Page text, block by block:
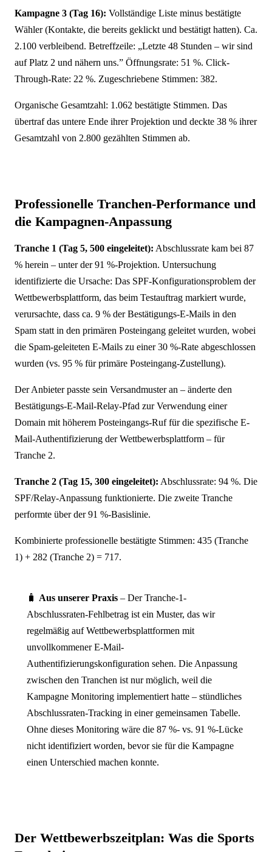
Kampagne 3 (Tag 16): Vollständige Liste minus bestätigte
Wähler (Kontakte, die bereits geklickt und bestätigt hatten). Ca.
2.100 verbleibend. Betreffzeile: „Letzte 48 Stunden – wir sind
auf Platz 2 und nähern uns.” Öffnungsrate: 51 %. Click-
Through-Rate: 22 %. Zugeschriebene Stimmen: 382.
Organische Gesamtzahl: 1.062 bestätigte Stimmen. Das
übertraf das untere Ende ihrer Projektion und deckte 38 % ihrer
Gesamtzahl von 2.800 gezählten Stimmen ab.
Professionelle Tranchen-Performance und
die Kampagnen-Anpassung
Tranche 1 (Tag 5, 500 eingeleitet): Abschlussrate kam bei 87
% herein – unter der 91 %-Projektion. Untersuchung
identifizierte die Ursache: Das SPF-Konfigurationsproblem der
Wettbewerbsplattform, das beim Testauftrag markiert wurde,
verursachte, dass ca. 9 % der Bestätigungs-E-Mails in den
Spam statt in den primären Posteingang geleitet wurden, wobei
die Spam-geleiteten E-Mails zu einer 30 %-Rate abgeschlossen
wurden (vs. 95 % für primäre Posteingang-Zustellung).
Der Anbieter passte sein Versandmuster an – änderte den
Bestätigungs-E-Mail-Relay-Pfad zur Verwendung einer
Domain mit höherem Posteingangs-Ruf für die spezifische E-
Mail-Authentifizierung der Wettbewerbsplattform – für
Tranche 2.
Tranche 2 (Tag 15, 300 eingeleitet): Abschlussrate: 94 %. Die
SPF/Relay-Anpassung funktionierte. Die zweite Tranche
performte über der 91 %-Basislinie.
Kombinierte professionelle bestätigte Stimmen: 435 (Tranche
1) + 282 (Tranche 2) = 717.
🧳 Aus unserer Praxis – Der Tranche-1-
Abschlussraten-Fehlbetrag ist ein Muster, das wir
regelmäßig auf Wettbewerbsplattformen mit
unvollkommener E-Mail-
Authentifizierungskonfiguration sehen. Die Anpassung
zwischen den Tranchen ist nur möglich, weil die
Kampagne Monitoring implementiert hatte – stündliches
Abschlussraten-Tracking in einer gemeinsamen Tabelle.
Ohne dieses Monitoring wäre die 87 %- vs. 91 %-Lücke
nicht identifiziert worden, bevor sie für die Kampagne
einen Unterschied machen konnte.
Der Wettbewerbszeitplan: Was die Sports